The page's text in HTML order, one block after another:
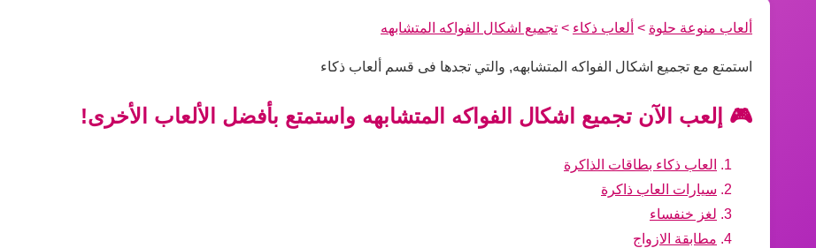
ألعاب منوعة حلوة > ألعاب ذكاء > تجميع اشكال الفواكه المتشابهه
استمتع مع تجميع اشكال الفواكه المتشابهه, والتي تجدها فى قسم ألعاب ذكاء
🎮 إلعب الآن تجميع اشكال الفواكه المتشابهه واستمتع بأفضل الألعاب الأخرى!
العاب ذكاء بطاقات الذاكرة
سيارات العاب ذاكرة
لغز خنفساء
مطابقة الازواج